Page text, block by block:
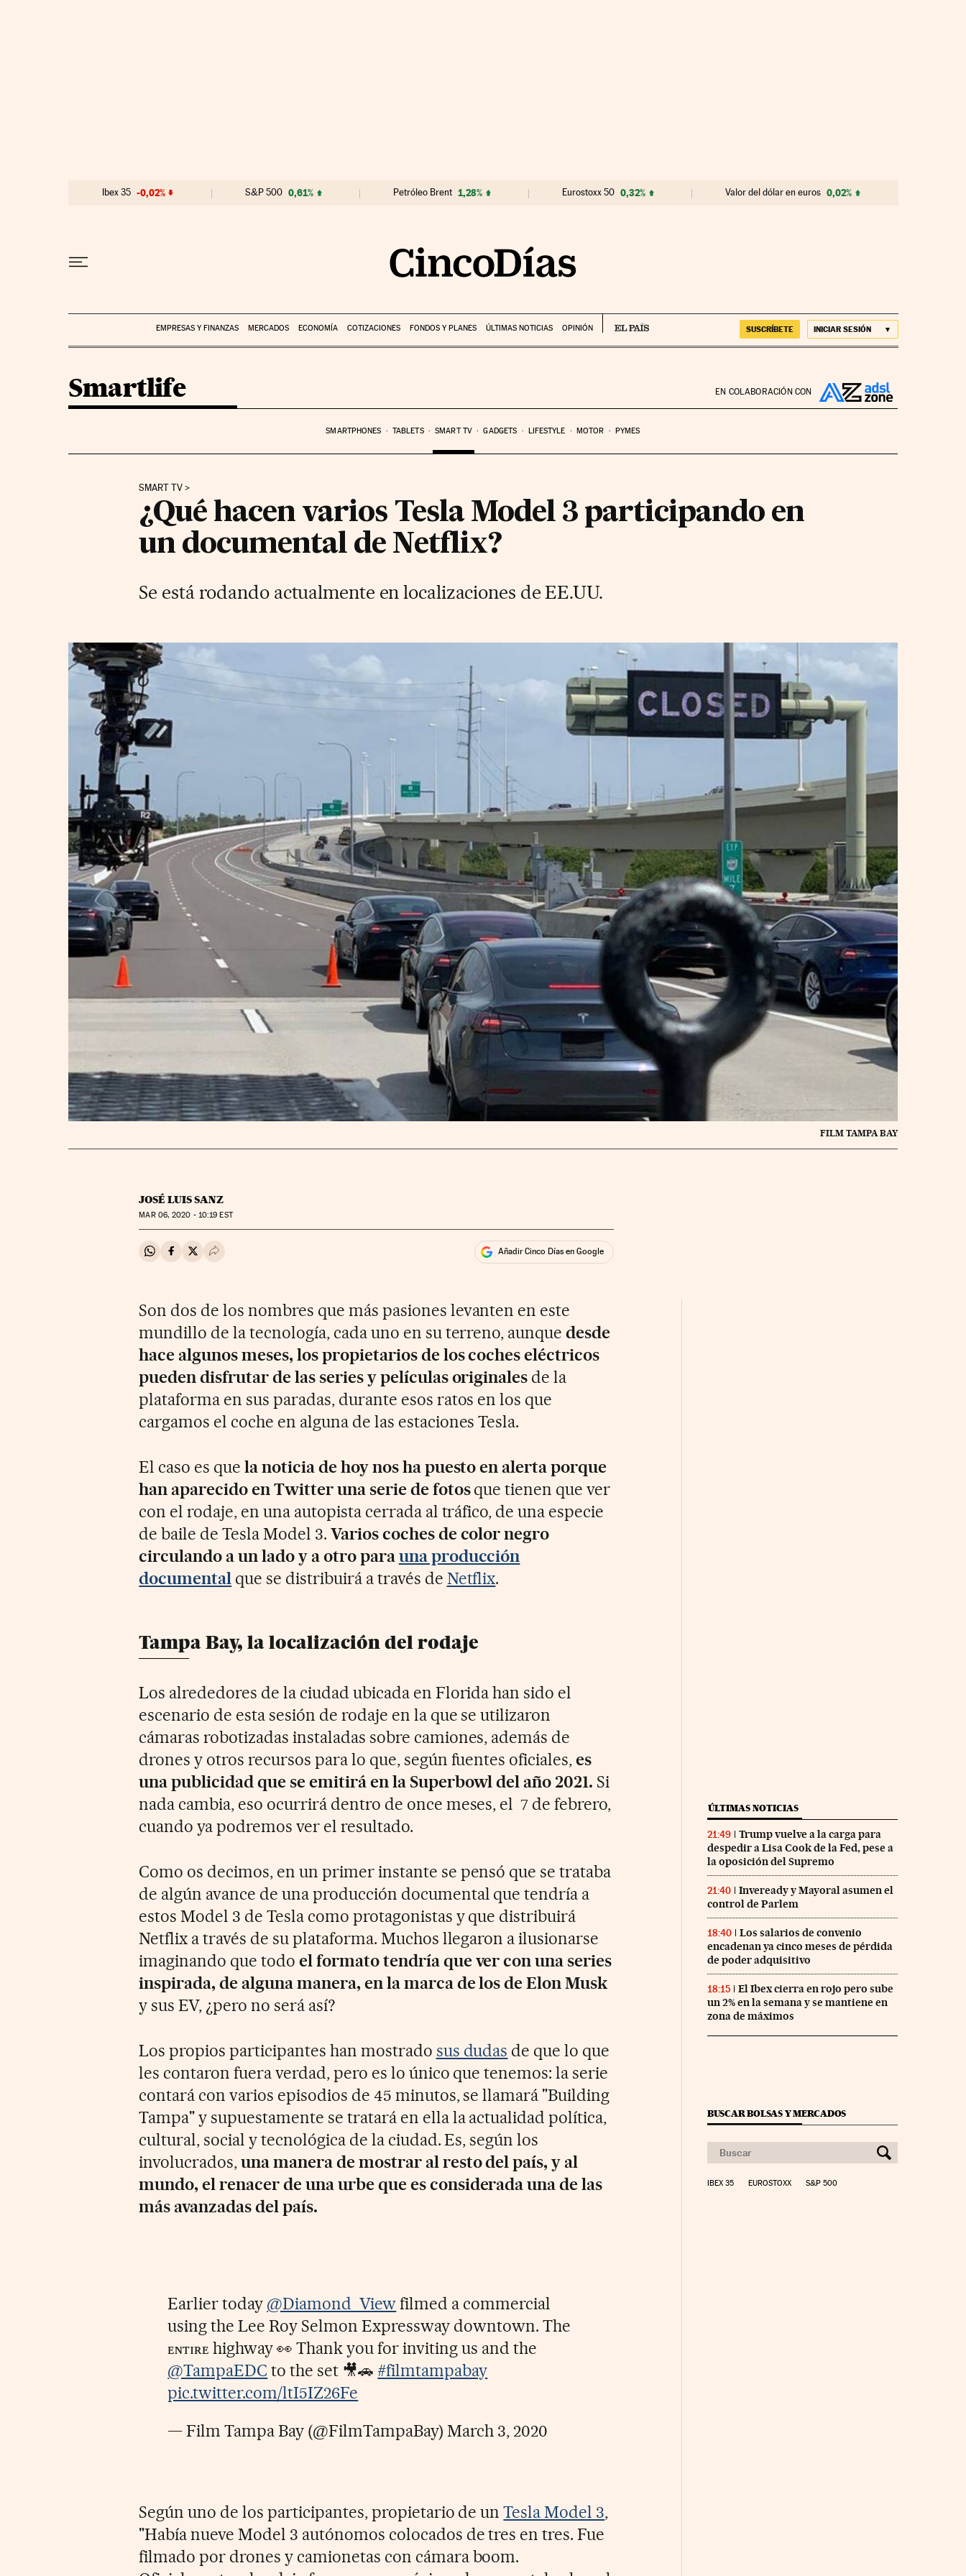
Ibex 35 -0,02% S&P 500 0,61% Petróleo Brent 1,28% Eurostoxx 50 0,32% Valor del dólar en euros 0,02%
EMPRESAS Y FINANZAS MERCADOS ECONOMÍA COTIZACIONES FONDOS Y PLANES ÚLTIMAS NOTICIAS OPINIÓN SUSCRÍBETE INICIAR SESIÓN
EN COLABORACIÓN CON
Smartlife
SMARTPHONES TABLETS SMART TV GADGETS LIFESTYLE MOTOR PYMES
SMART TV
¿Qué hacen varios Tesla Model 3 participando en
un documental de Netflix?
Se está rodando actualmente en localizaciones de EE.UU.
FILM TAMPA BAY
JOSÉ LUIS SANZ
MAR06, 2020 - 10:19 EST
Compartir en Whatsapp
Compartir en Facebook
Compartir en Twitter
Desplegar Redes Sociales Añadir Cinco Días en Google
Son dos de los nombres que más pasiones levanten en este
mundillo de la tecnología, cada uno en su terreno, aunquedesde
hace algunos meses, los propietarios de los coches eléctricos
pueden disfrutar de las series y películas originales de la
plataforma en sus paradas, durante esos ratos en los que
cargamos el coche en alguna de las estaciones Tesla.
El caso es quela noticia de hoy nos ha puesto en alerta porque
han aparecido en Twitter una serie de fotosque tienen que ver
con el rodaje, en una autopista cerrada al tráfico, de una especie
de baile de Tesla Model 3. Varios coches de color negro
circulando a un lado y a otro parauna producción
documental que se distribuirá a través de Netflix.
Tampa Bay, la localización del rodaje
Los alrededores de la ciudad ubicada en Florida han sido el
escenario de esta sesión de rodaje en la que se utilizaron
cámaras robotizadas instaladas sobre camiones, además de
drones y otros recursos para lo que, según fuentes oficiales,es
una publicidad que se emitirá en la Superbowl del año 2021. Si
nada cambia, eso ocurrirá dentro de once meses, el 7 de febrero,
cuando ya podremos ver el resultado.
Como os decimos, en un primer instante se pensó que se trataba
de algún avance de una producción documental que tendría a
estos Model 3 de Tesla como protagonistas y que distribuirá
Netflix a través de su plataforma. Muchos llegaron a ilusionarse
imaginando que todo el formato tendría que ver con una series
inspirada, de alguna manera, en la marca de los de Elon Musk
y sus EV, ¿pero no será así?
Los propios participantes han mostrado sus dudas de que lo que
les contaron fuera verdad, pero es lo único que tenemos: la serie
contará con varios episodios de 45 minutos, se llamará "Building
Tampa" y supuestamente se tratará en ella la actualidad política,
cultural, social y tecnológica de la ciudad. Es, según los
involucrados,una manera de mostrar al resto del país, y al
mundo, el renacer de una urbe que es considerada una de las
más avanzadas del país.
Earlier today @Diamond_Viewfilmed a commercial
using the Lee Roy Selmon Expressway downtown. The
ᴇɴᴛɪʀᴇ highway 👀 Thank you for inviting us and the
@TampaEDC to the set 🎥🚗 #filmtampabay
pic.twitter.com/ltI5IZ26Fe
— Film Tampa Bay (@FilmTampaBay)March 3, 2020
Según uno de los participantes, propietario de unTesla Model 3,
"Había nueve Model 3 autónomos colocados de tres en tres. Fue
filmado por drones y camionetas con cámara boom.
ÚLTIMAS NOTICIAS
21:49
Trump vuelve a la carga para
despedir a Lisa Cook de la Fed, pese a
la oposición del Supremo
21:40
Inveready y Mayoral asumen el
control de Parlem
18:40
Los salarios de convenio
encadenan ya cinco meses de pérdida
de poder adquisitivo
18:15
El Ibex cierra en rojo pero sube
un 2% en la semana y se mantiene en
zona de máximos
BUSCAR BOLSAS Y MERCADOS
IBEX 35 EUROSTOXX S&P 500